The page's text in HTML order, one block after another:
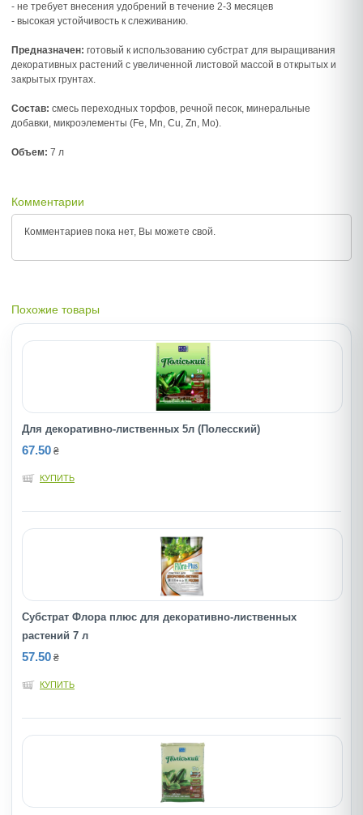
- не требует внесения удобрений в течение 2-3 месяцев
- высокая устойчивость к слеживанию.
Предназначен: готовый к использованию субстрат для выращивания
декоративных растений с увеличенной листовой массой в открытых и
закрытых грунтах.
Состав: смесь переходных торфов, речной песок, минеральные
добавки, микроэлементы (Fe, Mn, Cu, Zn, Mo).
Объем: 7 л
Комментарии
Комментариев пока нет, Вы можете свой.
Похожие товары
Для декоративно-лиственных 5л (Полесский)
67.50 ₴
КУПИТЬ
Субстрат Флора плюс для декоративно-лиственных
растений 7 л
57.50 ₴
КУПИТЬ